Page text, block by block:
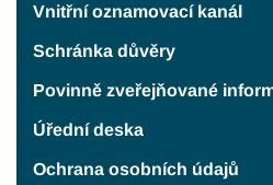
Vnitřní oznamovací kanál
Schránka důvěry
Povinně zveřejňované
Úřední deska
Ochrana osobních údajů